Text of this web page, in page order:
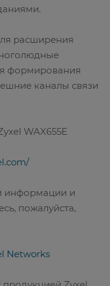
расширения
формирования
каналы связи
WAX655E
информации и
пожалуйста,
Networks